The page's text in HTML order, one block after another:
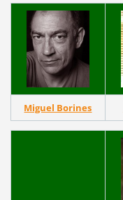
Miguel Borines